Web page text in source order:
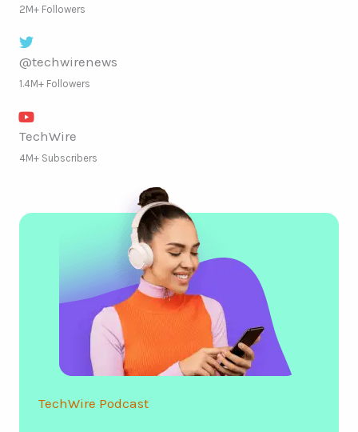
2M+ Followers
@techwirenews
1.4M+ Followers
TechWire
4M+ Subscribers
TechWire Podcast